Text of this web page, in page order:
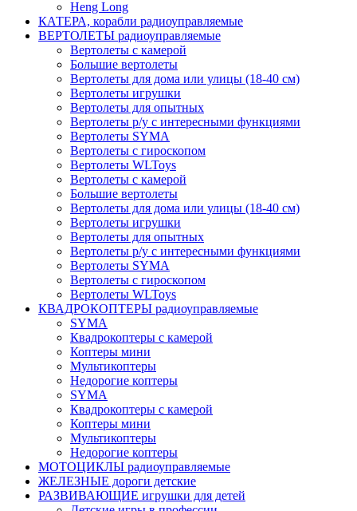
Heng Long
КАТЕРА, корабли радиоуправляемые
ВЕРТОЛЕТЫ радиоуправляемые
Вертолеты с камерой
Большие вертолеты
Вертолеты для дома или улицы (18-40 см)
Вертолеты игрушки
Вертолеты для опытных
Вертолеты р/у с интересными функциями
Вертолеты SYMA
Вертолеты с гироскопом
Вертолеты WLToys
Вертолеты с камерой
Большие вертолеты
Вертолеты для дома или улицы (18-40 см)
Вертолеты игрушки
Вертолеты для опытных
Вертолеты р/у с интересными функциями
Вертолеты SYMA
Вертолеты с гироскопом
Вертолеты WLToys
КВАДРОКОПТЕРЫ радиоуправляемые
SYMA
Квадрокоптеры с камерой
Коптеры мини
Мультикоптеры
Недорогие коптеры
SYMA
Квадрокоптеры с камерой
Коптеры мини
Мультикоптеры
Недорогие коптеры
МОТОЦИКЛЫ радиоуправляемые
ЖЕЛЕЗНЫЕ дороги детские
РАЗВИВАЮЩИЕ игрушки для детей